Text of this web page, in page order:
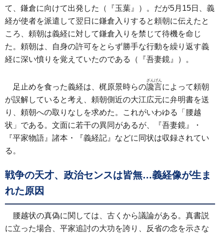
て、鎌倉に向けて出発した（『玉葉』）。だが5月15日、義
経が使者を派遣して翌日に鎌倉入りすると頼朝に伝えたと
ころ、頼朝は義経に対して鎌倉入りを禁じて待機を命じ
た。頼朝は、自身の許可をとらず勝手な行動を繰り返す義
経に深い憤りを覚えていたのである（『吾妻鏡』）。
足止めを食った義経は、梶原景時らの讒言
ざんげん
によって頼朝
が誤解していると考え、頼朝側近の大江広元に弁明書を送
り、頼朝への取りなしを求めた。これがいわゆる「腰越
状」である。文面に若干の異同があるが、『吾妻鏡』・
『平家物語』諸本・『義経記』などに同状は収録されてい
る。
戦争の天才、政治センスは皆無…義経像が生ま
れた原因
腰越状の真偽に関しては、古くから議論がある。真書説
に立った場合、平家追討の大功を誇り、反省の念を示さな